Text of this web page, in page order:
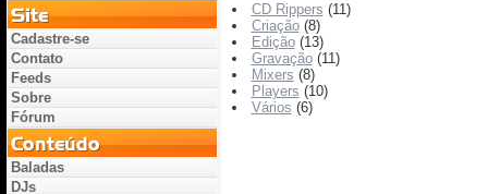
CD Rippers (11)
Criação(8)
Edição(13)
Gravação(11)
Mixers (8)
Players (10)
Vários (6)
Cadastre-se
Contato
Feeds
Sobre
Fórum
Baladas
DJs